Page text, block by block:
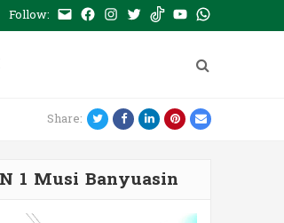
Follow: E- Facebook
Instagram
TwitterTiktokYoutubeWhatsApp
Share: TwitterFacebookLinkedIn
Pinterest
Email
1 Musi Banyuasin